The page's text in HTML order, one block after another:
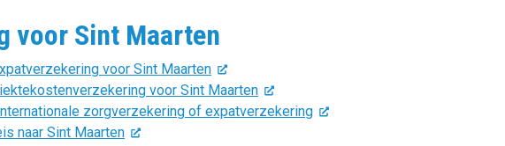
voor Sint Maarten
voor Sint Maarten
voor Sint Maarten
zorgverzekering of expatverzekering
naar Sint Maarten